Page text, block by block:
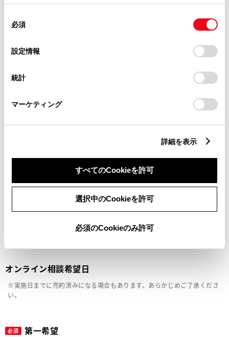
使用することがあります。当ウェブサイトの使用を続行する
デバイスにすべてのCookie(クッキー)が保存されることに同
意したことになります。Cookie(クッキー)のオプトアウト、
設定の変更、同意を撤回したりするにあたっては、当社の
「Cookie（クッキー）情報の取り扱いについて
」をご覧くだ
必須
設定情報
統計
マーケティング
詳細を表示
すべてのCookieを許可
選択中のCookieを許可
必須のCookieのみ許可
メールアドレス
オンライン相談希望日
※実施日までに売約済みになる場合もあります。あらかじめご了承くださ
い。
必須 第一希望